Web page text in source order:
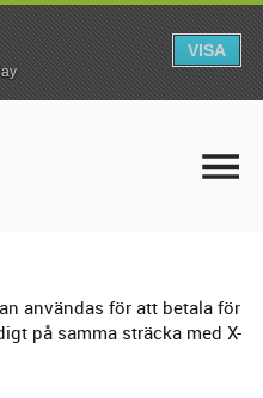
användas för att betala för
på samma sträcka med X-
VISA